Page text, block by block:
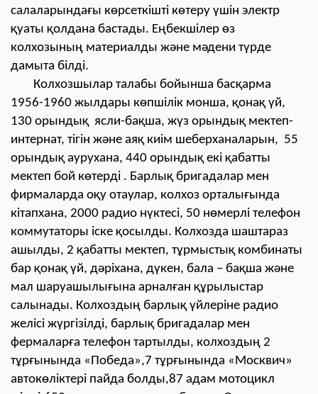
салаларындағы көрсеткішті көтеру үшін электр
қуаты қолдана бастады. Еңбекшілер өз
колхозының материалды және мәдени түрде
дамыта білді.
Колхозшылар талабы бойынша басқарма
1956-1960 жылдары көпшілік монша, қонақ үй,
130 орындық ясли-бақша, жүз орындық мектеп-
интернат, тігін және аяқ киім шеберханаларын, 55
орындық аурухана, 440 орындық екі қабатты
мектеп бой көтерді . Барлық бригадалар мен
фирмаларда оқу отаулар, колхоз орталығында
кітапхана, 2000 радио нүктесі, 50 нөмерлі телефон
коммутаторы іске қосылды. Колхозда шаштараз
ашылды, 2 қабатты мектеп, тұрмыстық комбинаты
бар қонақ үй, дәріхана, дүкен, бала – бақша және
мал шаруашылығына арналған құрылыстар
салынады. Колхоздың барлық үйлеріне радио
желісі жүргізілді, барлық бригадалар мен
фермаларға телефон тартылды, колхоздың 2
тұрғынында «Победа»,7 тұрғынында «Москвич»
автокөліктері пайда болды,87 адам мотоцикл